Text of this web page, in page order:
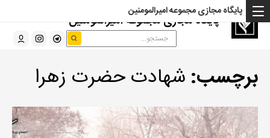
پایگاه مجازی مجموعه امیرالمومنین
پایگاه مجازی مجموعه امیرالمومنین
برچسب: شهادت حضرت زهرا